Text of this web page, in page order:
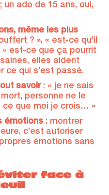
ado de 15 ans, oui,
même les plus
? », « est-ce qu’il
« est-ce que ça pourrit
elles aident
ce qui s’est passé.
savoir: « je ne sais
personne ne le
ce que moi je crois… »
émotions : montrer
c’est autoriser
émotions sans
face à